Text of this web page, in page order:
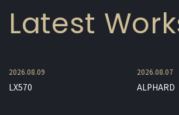
Latest
2026.08.09
LX570
2026.08.07
ALPHARD